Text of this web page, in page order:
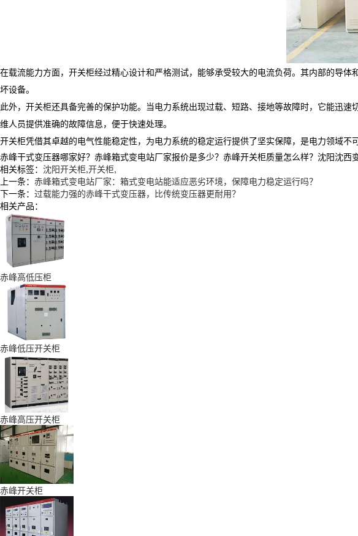
在载流能力方面， 开关柜经过精心设计和严格测试，能够承受较大的电流负荷。其内部的导
坏设备。
此外， 开关柜还具备完善的保护功能。当电力系统出现过载、短路、接地等故障时，它能迅
维人员提供准确的故障信息，便于快速处理。
开关柜凭借其卓越的电气性能稳定性，为电力系统的稳定运行提供了坚实保障，是电力领域不
赤峰干式变压器哪家好？赤峰箱式变电站厂家报价是多少？赤峰开关柜质量怎么样？沈阳沈
相关标签： 沈阳开关柜,开关柜,
上一条： 赤峰箱式变电站厂家：箱式变电站能适应恶劣环境，保障电力稳定运行吗？
下一条： 过载能力强的赤峰干式变压器，比传统变压器更耐用？
相关产品：
赤峰高低压柜
赤峰低压开关柜
赤峰高压开关柜
赤峰开关柜